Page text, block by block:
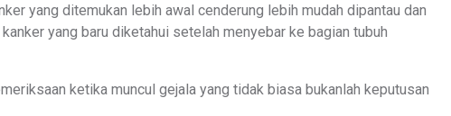
yang ditemukan lebih awal cenderung lebih mudah dipantau dan
yang baru diketahui setelah menyebar ke bagian tubuh
ketika muncul gejala yang tidak biasa bukanlah keputusan